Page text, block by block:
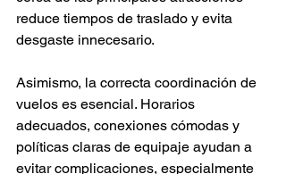
reduce tiempos de traslado y evita
desgaste innecesario.
Asimismo, la correcta coordinación de
vuelos es esencial. Horarios
adecuados, conexiones cómodas y
políticas claras de equipaje ayudan a
evitar complicaciones, especialmente